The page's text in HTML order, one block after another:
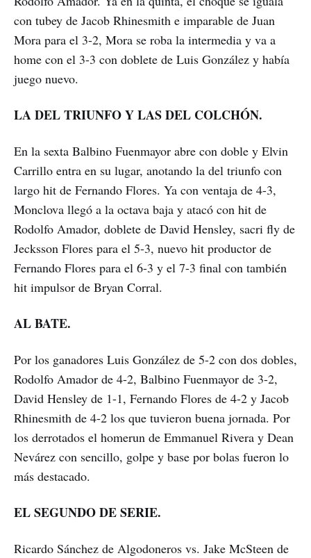
con tubey de Jacob Rhinesmith e imparable de Juan
Mora para el 3-2, Mora se roba la intermedia y va a
home con el 3-3 con doblete de Luis González y había
juego nuevo.
LA DEL TRIUNFO Y LAS DEL COLCHÓN.
En la sexta Balbino Fuenmayor abre con doble y Elvin
Carrillo entra en su lugar, anotando la del triunfo con
largo hit de Fernando Flores. Ya con ventaja de 4-3,
Monclova llegó a la octava baja y atacó con hit de
Rodolfo Amador, doblete de David Hensley, sacri fly de
Jecksson Flores para el 5-3, nuevo hit productor de
Fernando Flores para el 6-3 y el 7-3 final con también
hit impulsor de Bryan Corral.
AL BATE.
Por los ganadores Luis González de 5-2 con dos dobles,
Rodolfo Amador de 4-2, Balbino Fuenmayor de 3-2,
David Hensley de 1-1, Fernando Flores de 4-2 y Jacob
Rhinesmith de 4-2 los que tuvieron buena jornada. Por
los derrotados el homerun de Emmanuel Rivera y Dean
Nevárez con sencillo, golpe y base por bolas fueron lo
más destacado.
EL SEGUNDO DE SERIE.
Ricardo Sánchez de Algodoneros vs. Jake McSteen de